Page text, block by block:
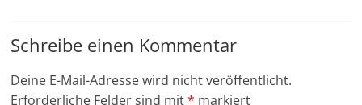
Schreibe einen Kommentar
Deine E-Mail-Adresse wird nicht veröffentlicht.
Erforderliche Felder sind mit* markiert